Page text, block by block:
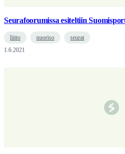
Seurafoorumissa esiteltiin
liitto nuoriso
seurat
1.6.2021